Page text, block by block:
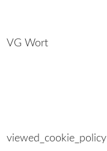
VG Wort
viewed_cookie_policy